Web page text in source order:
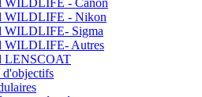
WILDLIFE - Canon
WILDLIFE - Nikon
WILDLIFE- Sigma
WILDLIFE- Autres
LENSCOAT
d'objectifs